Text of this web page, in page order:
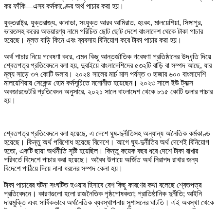
কর ফাঁকি—এসব কর্মকাণ্ডের অর্থ পাচার করা হয়।
যুক্তরাষ্ট্র, যুক্তরাজ্য, কানাডা, সংযুক্ত আরব আমিরাত, হংকং, মালয়েশিয়া, সিঙ্গাপুর,
ভারতসহ করের অভয়ারণ্য নামে পরিচিত ছোট ছোট দেশে বাংলাদেশ থেকে টাকা পাচার
হয়েছে। মূলত বাড়ি কিনে এবং ব্যবসায় বিনিয়োগ করে টাকা পাচার করা হয়।
অর্থ পাচার নিয়ে গবেষণা করে, এমন কিছু আন্তর্জাতিক গবেষণা প্রতিষ্ঠানের উদ্ধৃতি দিয়ে
শ্বেতপত্র প্রতিবেদনে বলা হয়, দুবাইয়ে বাংলাদেশিদের ৫৩২টি বাড়ি বা সম্পদ আছে, যার
মূল্য সাড়ে ৩৭ কোটি ডলার। ২০২৪ সালের মার্চ মাস পর্যন্ত ৩ হাজার ৬০০ বাংলাদেশি
মালয়েশিয়ায় সেকেন্ড হোম কর্মসূচিতে মনোনীত হয়েছেন। ২০২৩ সালে ইউ ট্যাক্স
অবজারভেটরি প্রতিবেদন অনুসারে, ২০২১ সালে বাংলাদেশ থেকে ৮১৫ কোটি ডলার পাচার
হয়।
শ্বেতপত্র প্রতিবেদনে বলা হয়েছে, এ দেশে ঘুষ-দুর্নীতিসহ অন্যান্য অনৈতিক কর্মকাণ্ড
হয়েছে। কিন্তু অর্থ পরিশোধ হয়েছে বিদেশে। আগে ঘুষ-দুর্নীতির অর্থ দেশেই বিনিয়োগ
হতো, একটি ছায়া অর্থনীতি সৃষ্টি হয়েছিল। কিন্তু কয়েক বছর ধরে দেশে টাকা রাখার
পরিবর্তে বিদেশে পাচার করা হয়েছে। অবৈধ উপায়ে অর্জিত অর্থ নিরাপদ রাখার জন্য
বিদেশে পাঠিয়ে দিয়ে নানা ধরনের সম্পদ কেনা হয়।
টাকা পাচারের ঘটনা সংঘটিত হওয়ার হিসাবে বেশ কিছু কারণের কথা বলেছে শ্বেতপত্র
প্রতিবেদনে। কারণগুলো হলো রাজনৈতিক পৃষ্ঠপোষকতা; প্রাতিষ্ঠানিক দুর্নীতি; আইনি
দায়মুক্তি এবং সার্বিকভাবে অর্থনৈতিক ব্যবস্থাপনায় সুশাসনের ঘাটতি। এই অবস্থা থেকে